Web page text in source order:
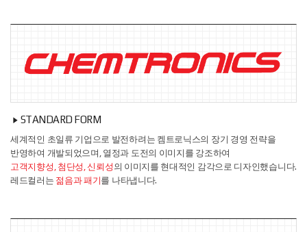
STANDARD FORM
세계적인 초일류 기업으로 발전하려는 켐트로닉스의 장기 경영 전략을
반영하여 개발되었으며, 열정과 도전의 이미지를 강조하여
고객지향성, 첨단성, 신뢰성 의 이미지를 현대적인 감각으로 디자인했습니다.
레드컬러는 젊음과 패기를 나타냅니다.